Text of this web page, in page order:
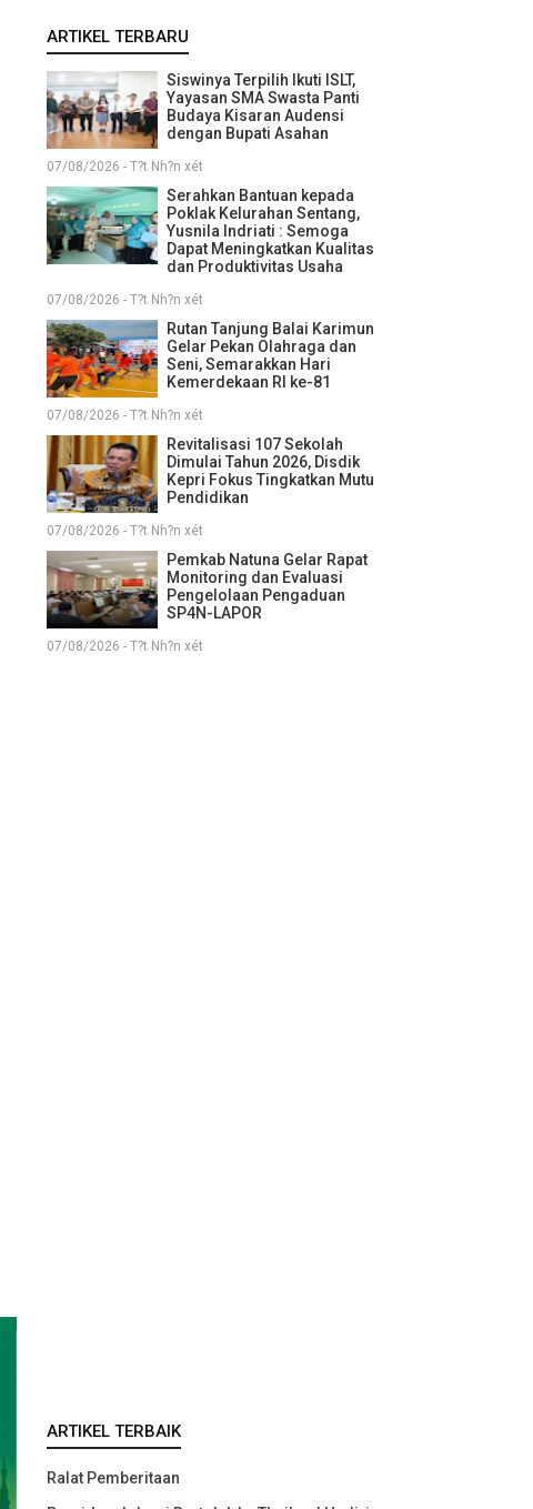
ARTIKEL TERBARU
Siswinya Terpilih Ikuti ISLT,
Yayasan SMA Swasta Panti
Budaya Kisaran Audensi
dengan Bupati Asahan
07/08/2026 - T?t Nh?n xét
Serahkan Bantuan kepada
Poklak Kelurahan Sentang,
Yusnila Indriati : Semoga
Dapat Meningkatkan Kualitas
dan Produktivitas Usaha
07/08/2026 - T?t Nh?n xét
Rutan Tanjung Balai Karimun
Gelar Pekan Olahraga dan
Seni, Semarakkan Hari
Kemerdekaan RI ke-81
07/08/2026 - T?t Nh?n xét
Revitalisasi 107 Sekolah
Dimulai Tahun 2026, Disdik
Kepri Fokus Tingkatkan Mutu
Pendidikan
07/08/2026 - T?t Nh?n xét
Pemkab Natuna Gelar Rapat
Monitoring dan Evaluasi
Pengelolaan Pengaduan
SP4N-LAPOR
07/08/2026 - T?t Nh?n xét
ARTIKEL TERBAIK
Ralat Pemberitaan